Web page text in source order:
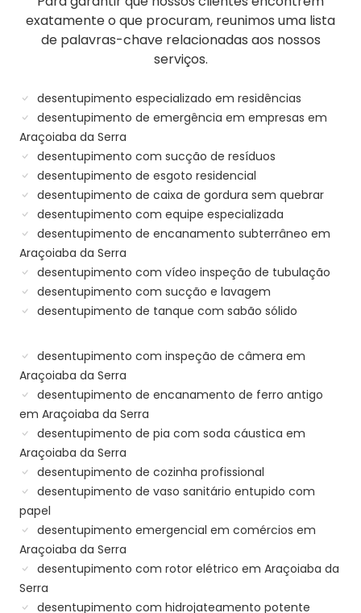
exatamente o que procuram, reunimos uma lista
de palavras-chave relacionadas aos nossos
serviços.
desentupimento especializado em residências
desentupimento de emergência em empresas em
Araçoiaba da Serra
desentupimento com sucção de resíduos
desentupimento de esgoto residencial
desentupimento de caixa de gordura sem quebrar
desentupimento com equipe especializada
desentupimento de encanamento subterrâneo em
Araçoiaba da Serra
desentupimento com vídeo inspeção de tubulação
desentupimento com sucção e lavagem
desentupimento de tanque com sabão sólido
desentupimento com inspeção de câmera em
Araçoiaba da Serra
desentupimento de encanamento de ferro antigo
em Araçoiaba da Serra
desentupimento de pia com soda cáustica em
Araçoiaba da Serra
desentupimento de cozinha profissional
desentupimento de vaso sanitário entupido com
papel
desentupimento emergencial em comércios em
Araçoiaba da Serra
desentupimento com rotor elétrico em Araçoiaba da
Serra
desentupimento com hidrojateamento potente